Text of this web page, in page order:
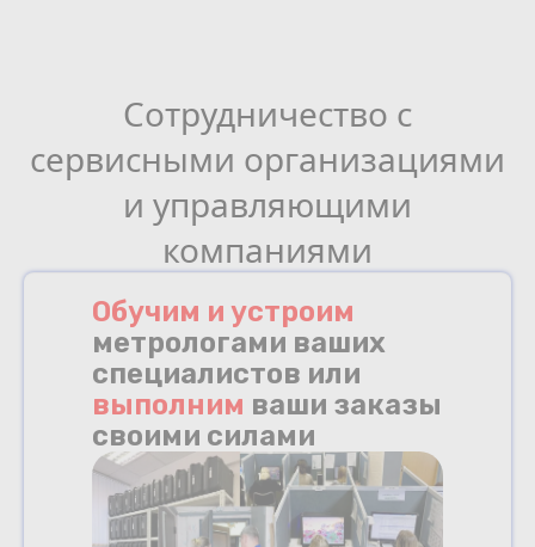
Сотрудничество с
сервисными организациями
и управляющими
компаниями
Обучим и устроим
метрологами ваших
специалистов или
выполним ваши заказы
своими силами